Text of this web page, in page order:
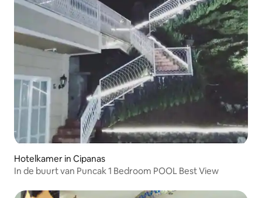
Hotelkamer in Cipanas
In de buurt van Puncak 1 Bedroom POOL Best View